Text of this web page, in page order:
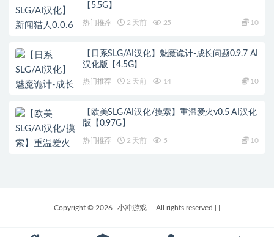
【5.5G】
热门推荐 2 天前 25 10
【日系SLG/AI汉化】魅魔诡计-成长问题0.9.7 AI
汉化版【4.5G】
热门推荐 2 天前 14 10
【欧美SLG/AI汉化/摸索】重温爱火v0.5 AI汉化
版【0.97G】
热门推荐 2 天前 5 10
Copyright © 2026 小冲游戏 - All rights reserved